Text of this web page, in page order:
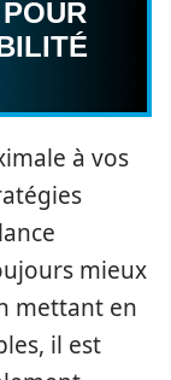
à vos
mieux
mettant en
il est